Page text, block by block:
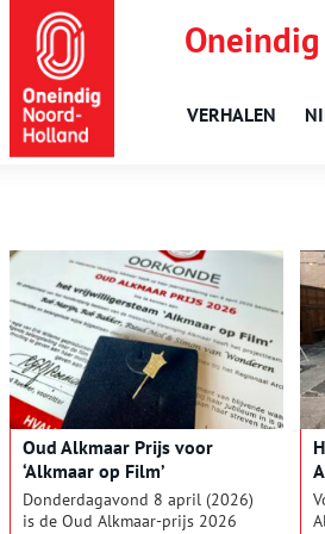
VERHALEN
Oud Alkmaar Prijs voor
‘Alkmaar op Film’
Donderdagavond 8 april (2026)
is de Oud Alkmaar-prijs 2026